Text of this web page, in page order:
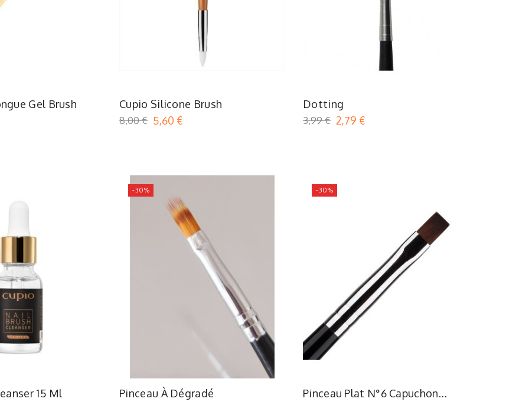
Gel Brush Cupio Silicone Brush
8,00 € 5,60 €
Dotting
3,99 € 2,79 €
15 Ml
-30%
Pinceau À Dégradé
-30%
Pinceau Plat N°6 Capuchon